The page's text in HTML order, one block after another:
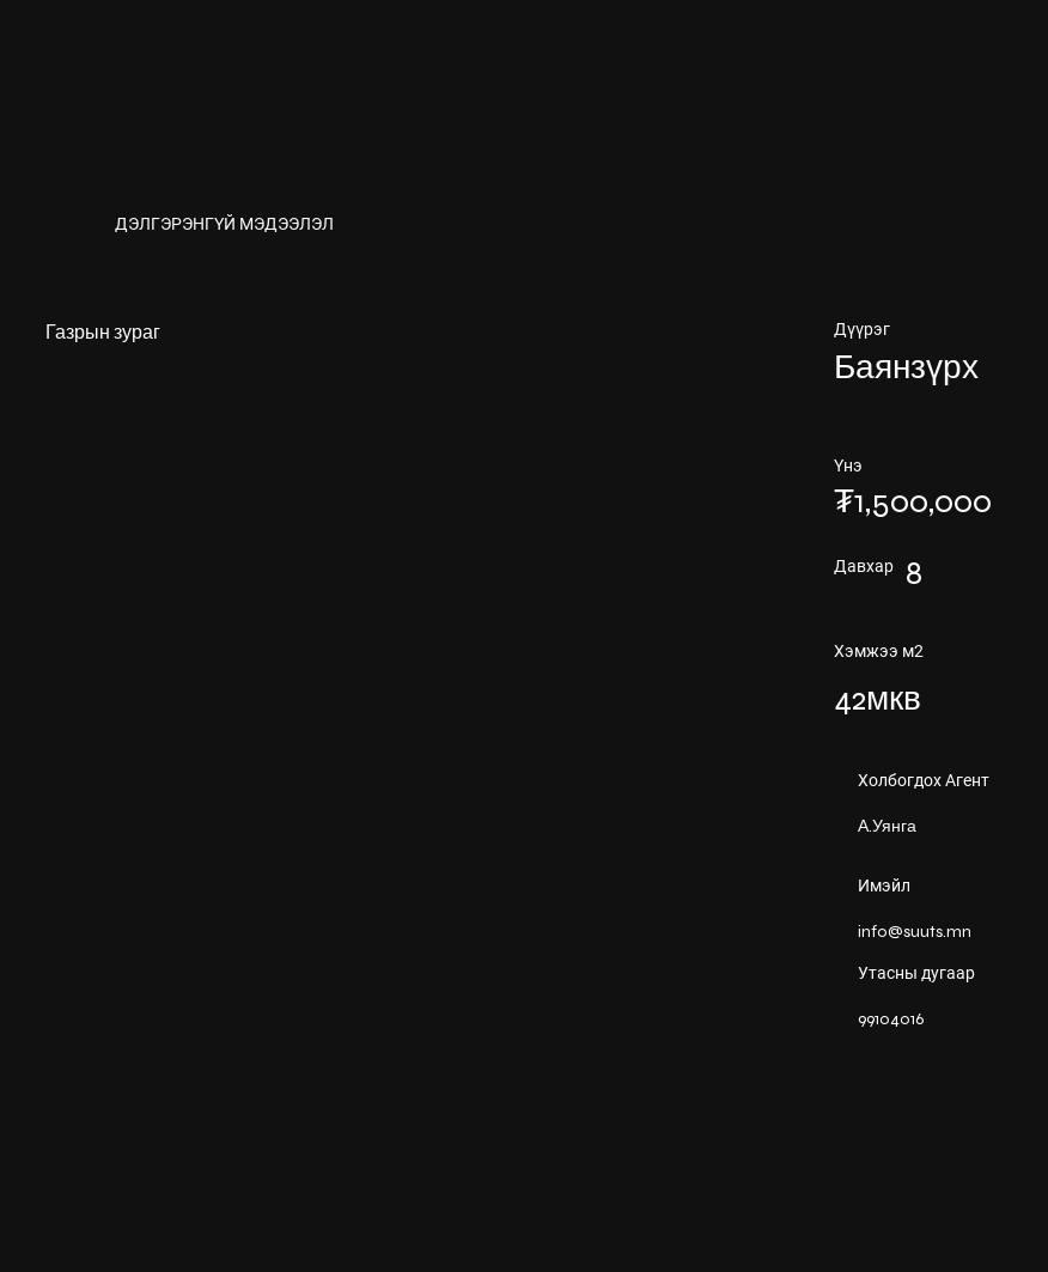
ДЭЛГЭРЭНГҮЙ МЭДЭЭЛЭЛ
Газрын зураг Дүүрэг
Баянзүрх
Үнэ
₮1,500,000
Давхар 8
Хэмжээ м2
42мкв
Холбогдох Агент
А.Уянга
Имэйл
info@suuts.mn
Утасны дугаар
99104016